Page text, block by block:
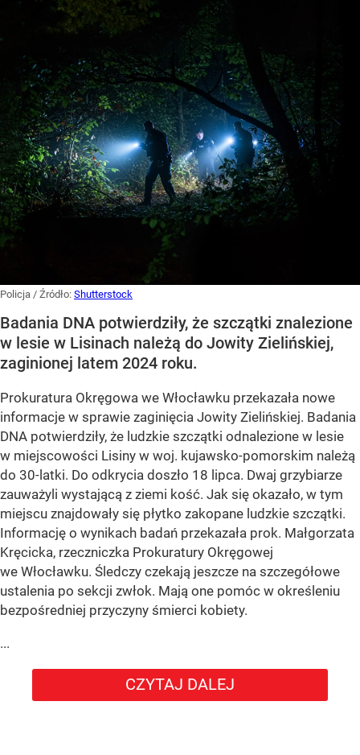
Policja / Źródło: Shutterstock
Badania DNA potwierdziły, że szczątki znalezione
w lesie w Lisinach należą do Jowity Zielińskiej,
zaginionej latem 2024 roku.
Prokuratura Okręgowa we Włocławku przekazała nowe
informacje w sprawie zaginięcia Jowity Zielińskiej. Badania
DNA potwierdziły, że ludzkie szczątki odnalezione w lesie
w miejscowości Lisiny w woj. kujawsko-pomorskim należą
do 30-latki. Do odkrycia doszło 18 lipca. Dwaj grzybiarze
zauważyli wystającą z ziemi kość. Jak się okazało, w tym
miejscu znajdowały się płytko zakopane ludzkie szczątki.
Informację o wynikach badań przekazała prok. Małgorzata
Kręcicka, rzeczniczka Prokuratury Okręgowej
we Włocławku. Śledczy czekają jeszcze na szczegółowe
ustalenia po sekcji zwłok. Mają one pomóc w określeniu
bezpośredniej przyczyny śmierci kobiety.
...
CZYTAJ DALEJ